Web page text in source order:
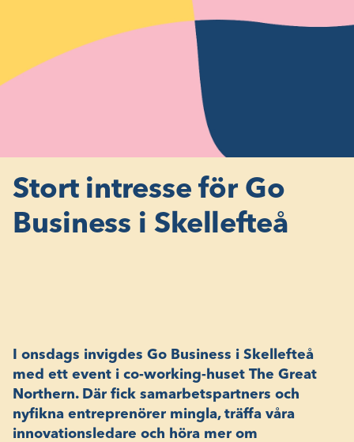
Stort intresse för Go
Business i Skellefteå
I onsdags invigdes Go Business i Skellefteå
med ett event i co-working-huset The Great
Northern. Där fick samarbetspartners och
nyfikna entreprenörer mingla, träffa våra
innovationsledare och höra mer om